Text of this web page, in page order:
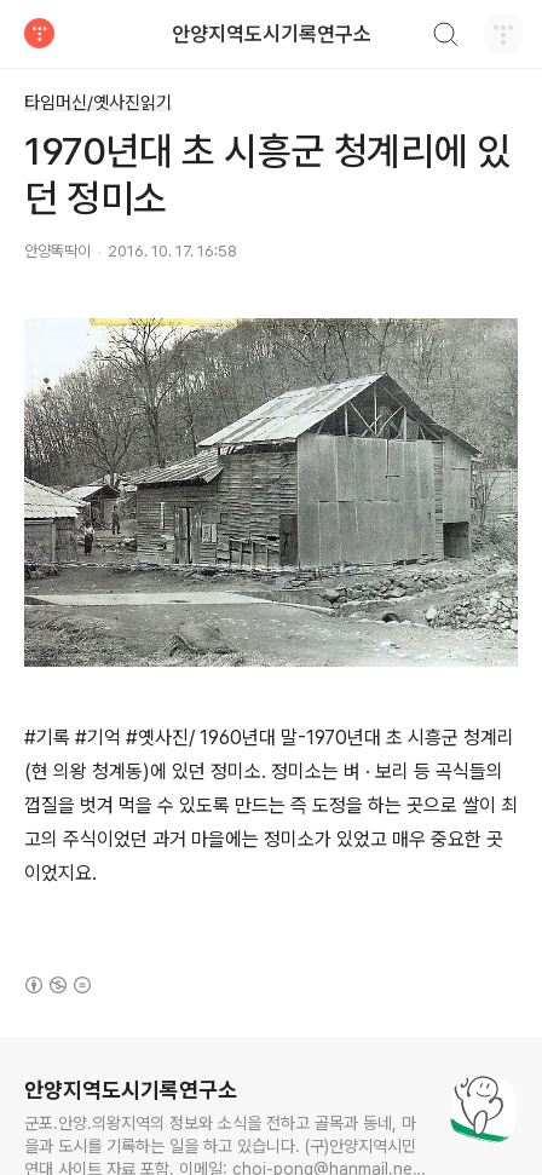
안양지역도시기록연구소
타임머신/옛사진읽기
1970년대 초 시흥군 청계리에 있
던 정미소
안양똑딱이 2016. 10. 17. 16:58
#기록 #기억 #옛사진/ 1960년대 말-1970년대 초 시흥군 청계리
(현 의왕 청계동)에 있던 정미소. 정미소는 벼 · 보리 등 곡식들의
껍질을 벗겨 먹을 수 있도록 만드는 즉 도정을 하는 곳으로 쌀이 최
고의 주식이었던 과거 마을에는 정미소가 있었고 매우 중요한 곳
이었지요.
안양지역도시기록연구소
군포.안양.의왕지역의 정보와 소식을 전하고 골목과 동네, 마
을과 도시를 기록하는 일을 하고 있습니다. (구)안양지역시민
연대 사이트 자료 포함. 이메일: choi-pong@hanmail.net